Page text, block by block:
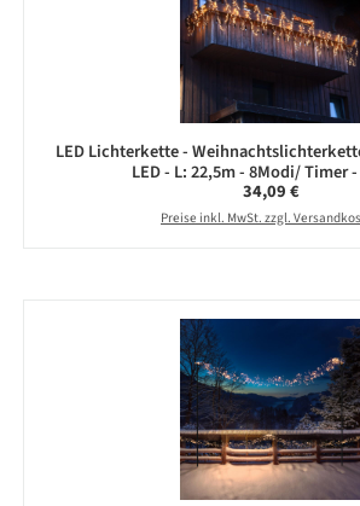
LED Lichterkette -
LED - L: 22,5m - 8Modi/ Timer
Regulärer Preis:
34,09 €
Preise inkl. MwSt. zzgl.